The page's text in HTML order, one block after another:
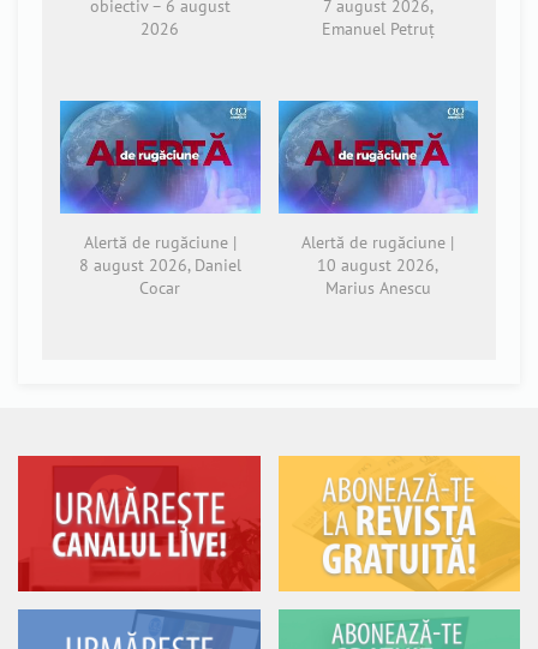
obiectiv – 6 august
2026
7 august 2026,
Emanuel Petruț
Alertă de rugăciune |
8 august 2026, Daniel
Cocar
Alertă de rugăciune |
10 august 2026,
Marius Anescu